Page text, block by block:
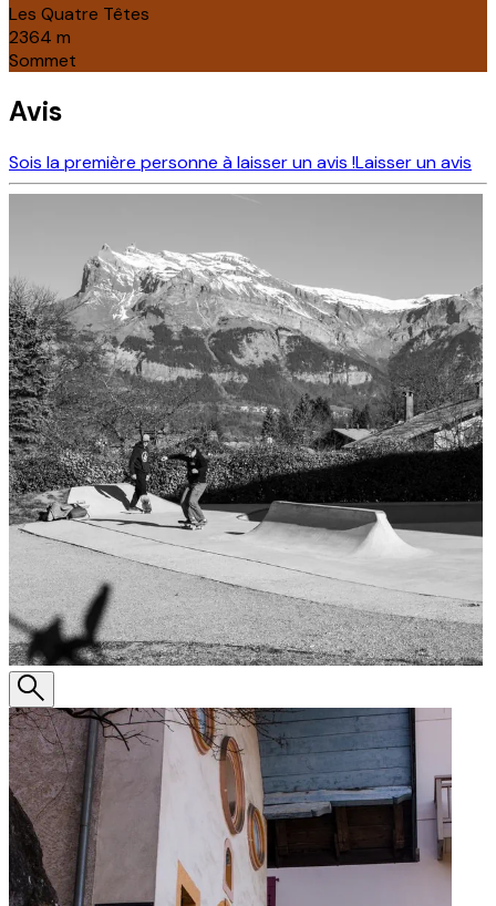
Les Quatre Têtes
2364 m
Sommet
Avis
Sois la première personne à laisser un avis !Laisser un avis